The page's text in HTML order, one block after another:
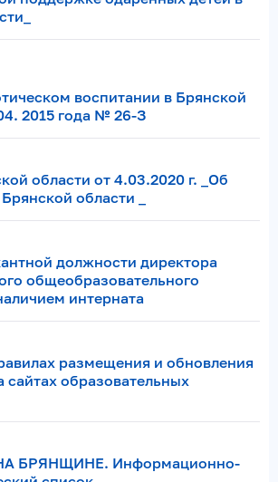
воспитании в Брянской
2015 года № 26-З
области от 4.03.2020 г. _Об
области _
должности директора
общеобразовательного
интерната
размещения и обновления
образовательных
БРЯНЩИНЕ. Информационно-